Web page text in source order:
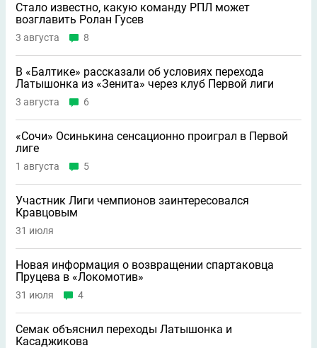
Стало известно, какую команду РПЛ может
возглавить Ролан Гусев
3 августа 8
В «Балтике» рассказали об условиях перехода
Латышонка из «Зенита» через клуб Первой лиги
3 августа 6
«Сочи» Осинькина сенсационно проиграл в Первой
лиге
1 августа 5
Участник Лиги чемпионов заинтересовался
Кравцовым
31 июля
Новая информация о возвращении спартаковца
Пруцева в «Локомотив»
31 июля 4
Семак объяснил переходы Латышонка и
Касаджикова